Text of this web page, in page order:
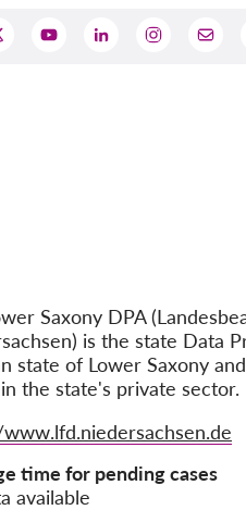
Saxony DPA
is the state Data
state of Lower Saxony
the state's private sector.
time for pending cases
available